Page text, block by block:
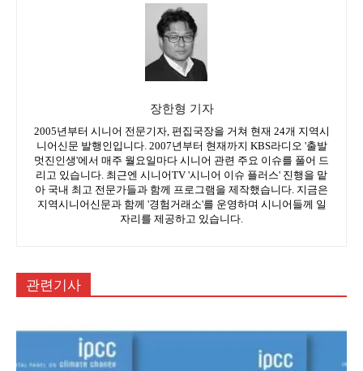
장한형 기자
2005년부터 시니어 전문기자, 편집국장을 거쳐 현재 24개 지역시
니어신문 발행인입니다. 2007년부터 현재까지 KBS라디오 '출발
멋진인생'에서 매주 월요일마다 시니어 관련 주요 이슈를 풀어 드
리고 있습니다. 최근엔 시니어TV '시니어 이슈 플러스' 진행을 맡
아 국내 최고 전문가들과 함께 프로그램을 제작했습니다. 지금은
지역시니어신문과 함께 '경험거래소'를 운영하며 시니어들께 일
자리를 제공하고 있습니다.
관련기사